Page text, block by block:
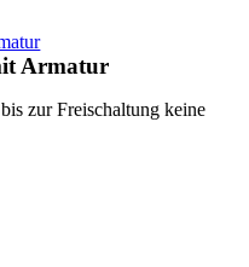
Armatur
zur Freischaltung keine